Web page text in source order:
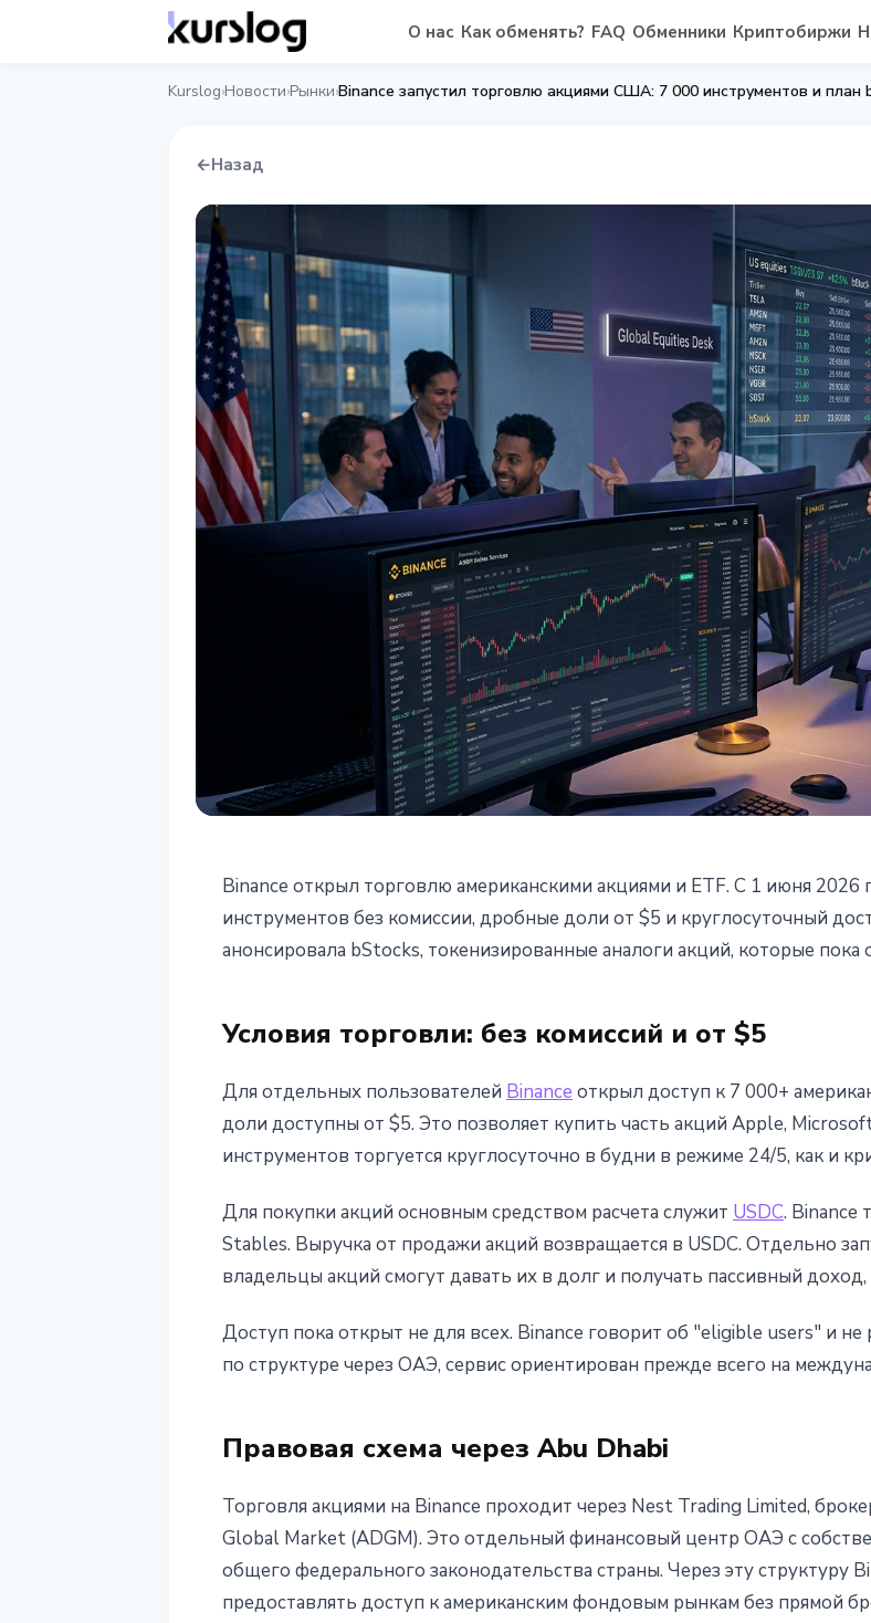
О нас Как обменять? FAQ Обменники Криптобиржи
Kurslog›Новости›Рынки›
←Назад
Binance запустил торговлю
000 инструментов и план bStocks
1 июня 2026 г.
Наталия Дорофеева
Binance открыл торговлю американскими акциями и ETF. С 1 июня 2026
инструментов без комиссии, дробные доли от $5 и круглосуточный
анонсировала bStocks, токенизированные аналоги акций, которые
Условия торговли: без комиссий и от $5
Для отдельных пользователей Binance открыл доступ к 7 000+
доли доступны от $5. Это позволяет купить часть акций Apple,
инструментов торгуется круглосуточно в будни в режиме 24/5, как и
Для покупки акций основным средством расчета служит USDC. Binance
Stables. Выручка от продажи акций возвращается в USDC. Отдельно
владельцы акций смогут давать их в долг и получать пассивный доход,
Доступ пока открыт не для всех. Binance говорит об "eligible users" и
по структуре через ОАЭ, сервис ориентирован прежде всего на
Правовая схема через Abu Dhabi
Торговля акциями на Binance проходит через Nest Trading Limited,
Global Market (ADGM). Это отдельный финансовый центр ОАЭ с
общего федерального законодательства страны. Через эту структуру
предоставлять доступ к американским фондовым рынкам без прямой